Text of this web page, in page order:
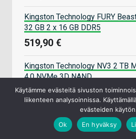
Kingston Technology FURY
32 GB 2 x 16 GB DDR5
519,90 €
Kingston Technology NV3 2 TB
4.0 NVMe 3D NAND
265,90 €
Datatronic pelikoneet
Käytämme evästeitä sivuston
liikenteen analysoinnissa.
evästeiden
Ok
En hyväksy